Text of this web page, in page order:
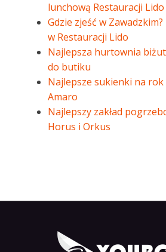
lunchową Restauracji
Gdzie zjeść w
w Restauracji Lido
Najlepsza hurtownia
do butiku
Najlepsze sukienki na
Amaro
Najlepszy zakład
Horus i Orkus